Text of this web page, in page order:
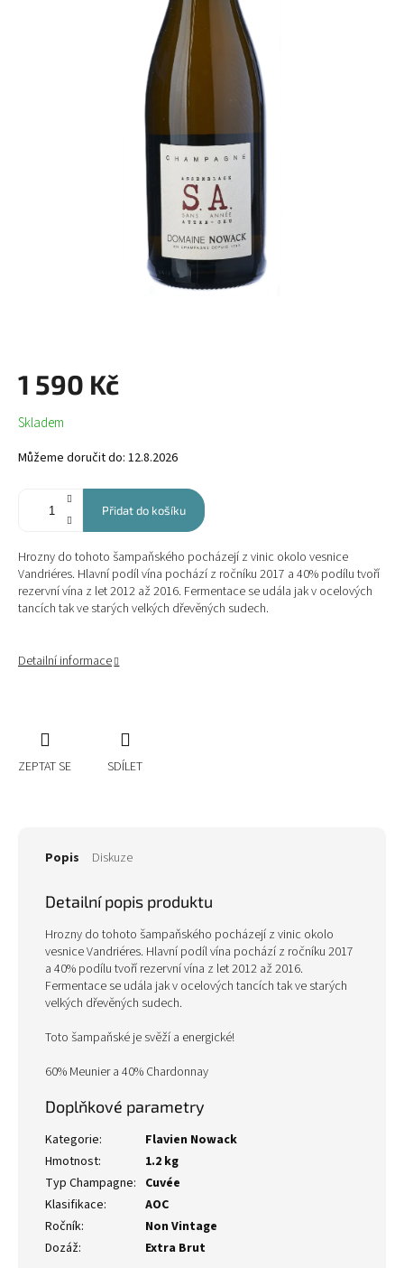
1 590 Kč
Měrná
cena:
Skladem
Můžeme doručit do: 12.8.2026
Přidat do košíku
Hrozny do tohoto šampaňského pocházejí z vinic okolo vesnice
Vandriéres. Hlavní podíl vína pochází z ročníku 2017 a 40% podílu tvoří
rezervní vína z let 2012 až 2016. Fermentace se udála jak v ocelových
tancích tak ve starých velkých dřevěných sudech.
Detailní informace
ZEPTAT SE SDÍLET
Popis Diskuze
Detailní popis produktu
Hrozny do tohoto šampaňského pocházejí z vinic okolo
vesnice Vandriéres. Hlavní podíl vína pochází z ročníku 2017
a 40% podílu tvoří rezervní vína z let 2012 až 2016.
Fermentace se udála jak v ocelových tancích tak ve starých
velkých dřevěných sudech.
Toto šampaňské je svěží a energické!
60% Meunier a 40% Chardonnay
Doplňkové parametry
Kategorie:
Flavien Nowack
Hmotnost:
1.2 kg
Typ Champagne: Cuvée
Klasifikace:
AOC
Ročník:
Non Vintage
Dozáž: Extra Brut